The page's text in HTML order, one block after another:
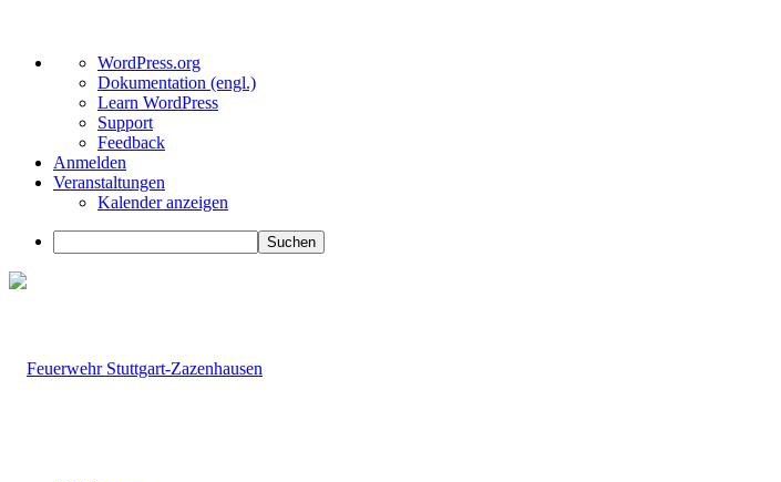
Über
WordPress
WordPress.org
Dokumentation (engl.)
Learn WordPress
Support
Feedback
Anmelden
Veranstaltungen
Kalender anzeigen
Suchen